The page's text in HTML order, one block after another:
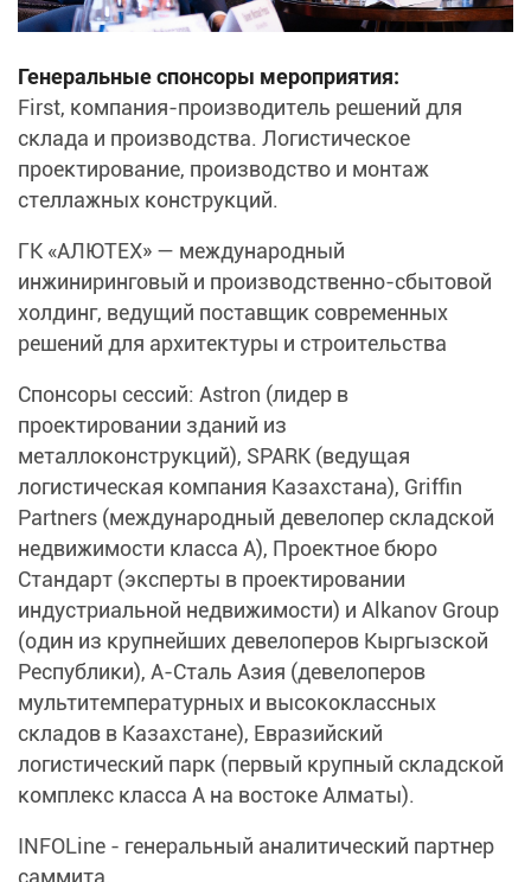
Генеральные спонсоры мероприятия:
First, компания-производитель решений для
склада и производства. Логистическое
проектирование, производство и монтаж
стеллажных конструкций.
ГК «АЛЮТЕХ» — международный
инжиниринговый и производственно-сбытовой
холдинг, ведущий поставщик современных
решений для архитектуры и строительства
Спонсоры сессий: Astron (лидер в
проектировании зданий из
металлоконструкций), SPARK (ведущая
логистическая компания Казахстана), Griffin
Partners (международный девелопер складской
недвижимости класса А), Проектное бюро
Стандарт (эксперты в проектировании
индустриальной недвижимости) и Alkanov Group
(один из крупнейших девелоперов Кыргызской
Республики), А-Сталь Азия (девелоперов
мультитемпературных и высококлассных
складов в Казахстане), Евразийский
логистический парк (первый крупный складской
комплекс класса А на востоке Алматы).
INFOLine - генеральный аналитический партнер
саммита.